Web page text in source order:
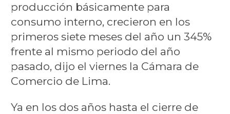
producción básicamente para
consumo interno, crecieron en los
primeros siete meses del año un 345%
frente al mismo periodo del año
pasado, dijo el viernes la Cámara de
Comercio de Lima.
Ya en los dos años hasta el cierre de